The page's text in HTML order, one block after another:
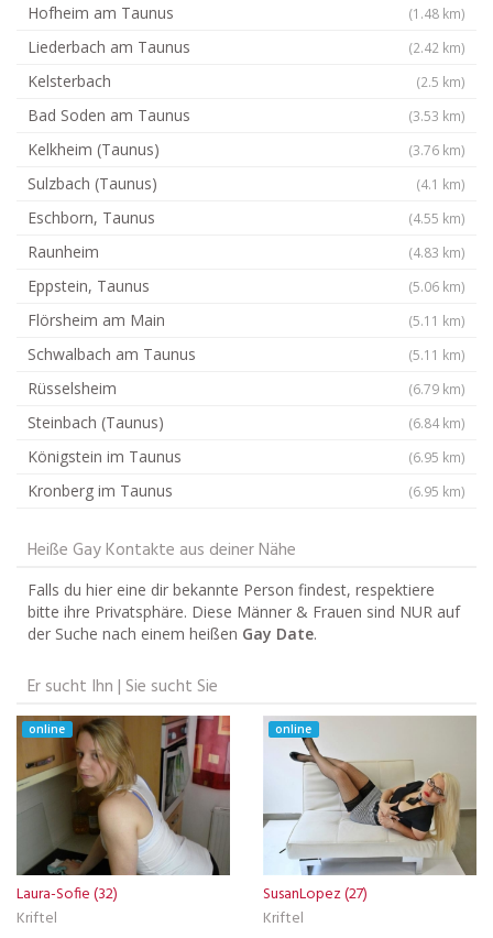
Hofheim am Taunus (1.48 km)
Liederbach am Taunus (2.42 km)
Kelsterbach (2.5 km)
Bad Soden am Taunus (3.53 km)
Kelkheim (Taunus) (3.76 km)
Sulzbach (Taunus) (4.1 km)
Eschborn, Taunus (4.55 km)
Raunheim (4.83 km)
Eppstein, Taunus (5.06 km)
Flörsheim am Main (5.11 km)
Schwalbach am Taunus (5.11 km)
Rüsselsheim (6.79 km)
Steinbach (Taunus) (6.84 km)
Königstein im Taunus (6.95 km)
Kronberg im Taunus (6.95 km)
Heiße Gay Kontakte aus deiner Nähe
Falls du hier eine dir bekannte Person findest, respektiere
bitte ihre Privatsphäre. Diese Männer & Frauen sind NUR auf
der Suche nach einem heißen Gay Date.
Er sucht Ihn | Sie sucht Sie
online
Laura-Sofie (32)
Kriftel
online
SusanLopez (27)
Kriftel